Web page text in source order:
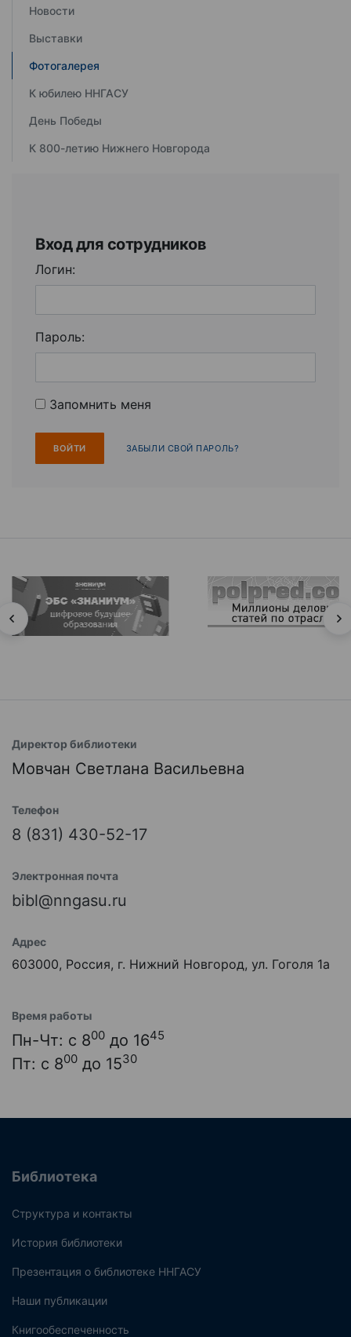
Новости
Выставки
Фотогалерея
К юбилею ННГАСУ
День Победы
К 800-летию Нижнего Новгорода
Вход для сотрудников
Логин:
Пароль:
Запомнить меня
ЗАБЫЛИ СВОЙ ПАРОЛЬ?
Директор библиотеки
Мовчан Светлана Васильевна
Телефон
8 (831) 430-52-17
Электронная почта
bibl@nngasu.ru
Адрес
603000, Россия, г. Нижний Новгород, ул. Гоголя 1а
Время работы
Пн-Чт: с 800 до 1645
Пт: с 800 до 1530
Библиотека
Структура и контакты
История библиотеки
Презентация о библиотеке ННГАСУ
Наши публикации
Книгообеспеченность